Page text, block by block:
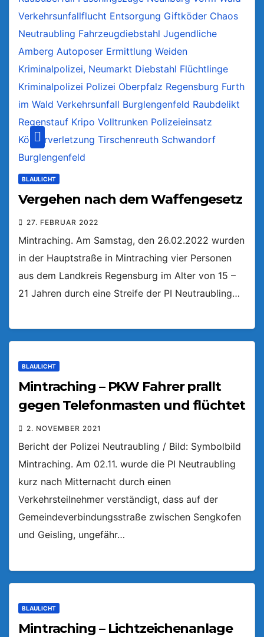
BLAULICHT
Vergehen nach dem Waffengesetz
27. FEBRUAR 2022
Mintraching. Am Samstag, den 26.02.2022 wurden
in der Hauptstraße in Mintraching vier Personen
aus dem Landkreis Regensburg im Alter von 15 –
21 Jahren durch eine Streife der PI Neutraubling…
BLAULICHT
Mintraching – PKW Fahrer prallt
gegen Telefonmasten und flüchtet
2. NOVEMBER 2021
Bericht der Polizei Neutraubling / Bild: Symbolbild
Mintraching. Am 02.11. wurde die PI Neutraubling
kurz nach Mitternacht durch einen
Verkehrsteilnehmer verständigt, dass auf der
Gemeindeverbindungsstraße zwischen Sengkofen
und Geisling, ungefähr…
BLAULICHT
Mintraching – Lichtzeichenanlage